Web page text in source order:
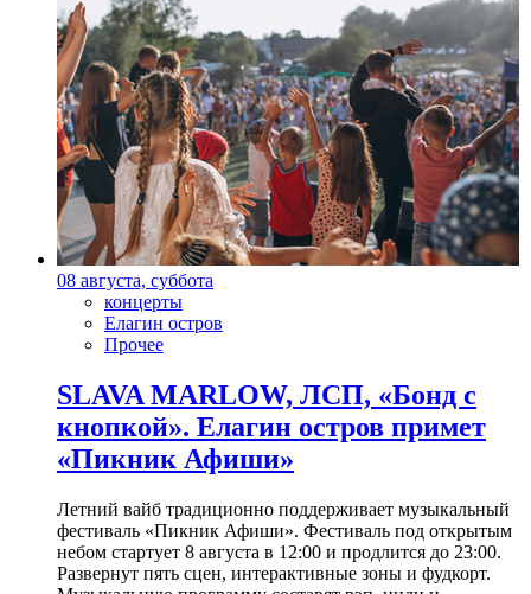
08 августа, суббота
концерты
Елагин остров
Прочее
SLAVA MARLOW, ЛСП, «Бонд с
кнопкой». Елагин остров примет
«Пикник Афиши»
Летний вайб традиционно поддерживает музыкальный
фестиваль «Пикник Афиши». Фестиваль под открытым
небом стартует 8 августа в 12:00 и продлится до 23:00.
Развернут пять сцен, интерактивные зоны и фудкорт.